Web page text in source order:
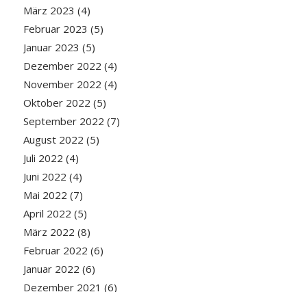
März 2023 (4)
Februar 2023 (5)
Januar 2023 (5)
Dezember 2022 (4)
November 2022 (4)
Oktober 2022 (5)
September 2022 (7)
August 2022 (5)
Juli 2022 (4)
Juni 2022 (4)
Mai 2022 (7)
April 2022 (5)
März 2022 (8)
Februar 2022 (6)
Januar 2022 (6)
Dezember 2021 (6)